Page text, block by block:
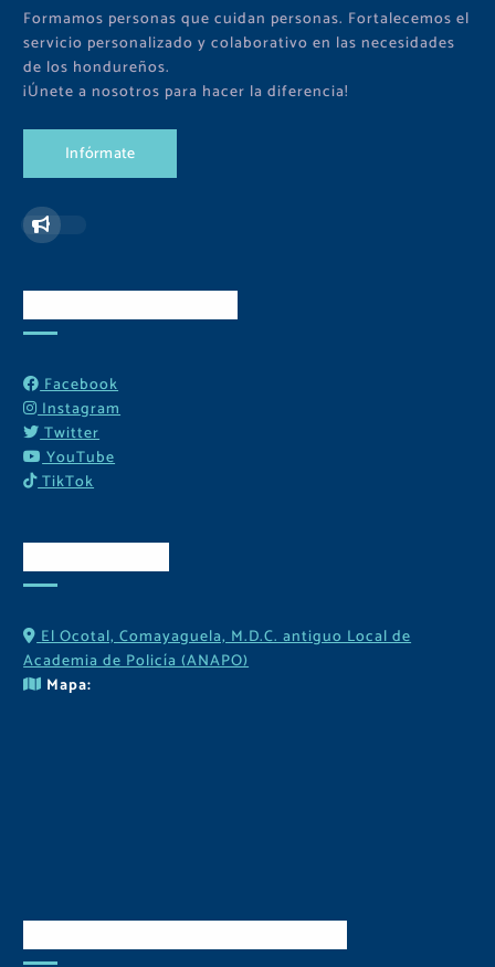
Formamos personas que cuidan personas. Fortalecemos el
servicio personalizado y colaborativo en las necesidades
de los hondureños.
¡Únete a nosotros para hacer la diferencia!
Infórmate
Facebook
Instagram
Twitter
YouTube
TikTok
El Ocotal, Comayaguela, M.D.C. antiguo Local de
Academia de Policía (ANAPO)
Mapa: